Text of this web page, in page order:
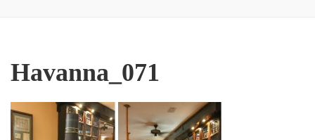
Havanna_071